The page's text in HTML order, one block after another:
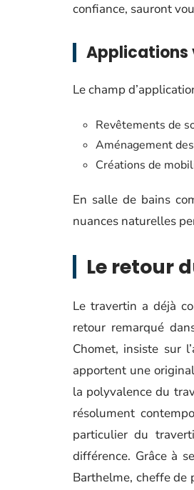
confiance, sauront
Applications
Le champ
Revêtements de
Aménagement
Créations de
En salle de bains
nuances naturelles
Le retour
Le travertin a déjà
retour remarqué
Chomet, insiste sur
apportent une
la polyvalence du
résolument
particulier du
différence. Grâce à
Barthelme, cheffe de